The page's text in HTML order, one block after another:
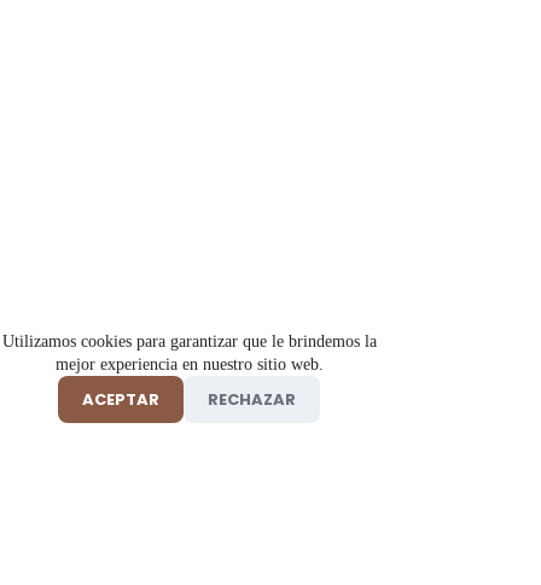
Utilizamos cookies para garantizar que le brindemos la
mejor experiencia en nuestro sitio web.
ACEPTAR RECHAZAR